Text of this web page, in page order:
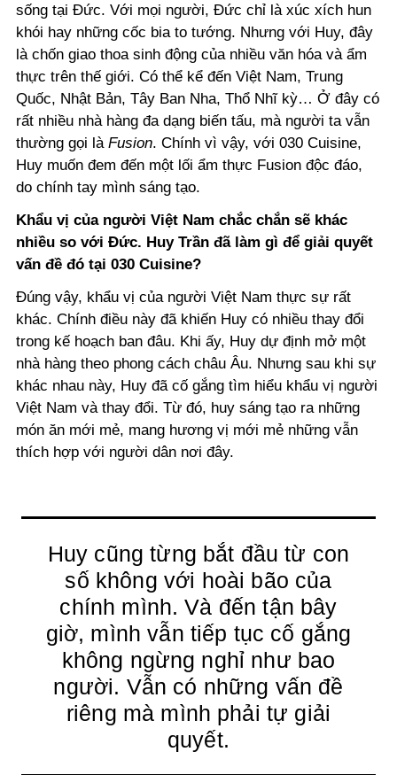
sống tại Đức. Với mọi người, Đức chỉ là xúc xích hun
khói hay những cốc bia to tướng. Nhưng với Huy, đây
là chốn giao thoa sinh động của nhiều văn hóa và ẩm
thực trên thế giới. Có thể kể đến Việt Nam, Trung
Quốc, Nhật Bản, Tây Ban Nha, Thổ Nhĩ kỳ… Ở đây có
rất nhiều nhà hàng đa dạng biến tấu, mà người ta vẫn
thường gọi là Fusion. Chính vì vậy, với 030 Cuisine,
Huy muốn đem đến một lối ẩm thực Fusion độc đáo,
do chính tay mình sáng tạo.
Khẩu vị của người Việt Nam chắc chắn sẽ khác
nhiều so với Đức. Huy Trần đã làm gì để giải quyết
vấn đề đó tại 030 Cuisine?
Đúng vậy, khẩu vị của người Việt Nam thực sự rất
khác. Chính điều này đã khiến Huy có nhiều thay đổi
trong kế hoạch ban đâu. Khi ấy, Huy dự định mở một
nhà hàng theo phong cách châu Âu. Nhưng sau khi sự
khác nhau này, Huy đã cố gắng tìm hiểu khẩu vị người
Việt Nam và thay đổi. Từ đó, huy sáng tạo ra những
món ăn mới mẻ, mang hương vị mới mẻ những vẫn
thích hợp với người dân nơi đây.
Huy cũng từng bắt đầu từ con
số không với hoài bão của
chính mình. Và đến tận bây
giờ, mình vẫn tiếp tục cố gắng
không ngừng nghỉ như bao
người. Vẫn có những vấn đề
riêng mà mình phải tự giải
quyết.